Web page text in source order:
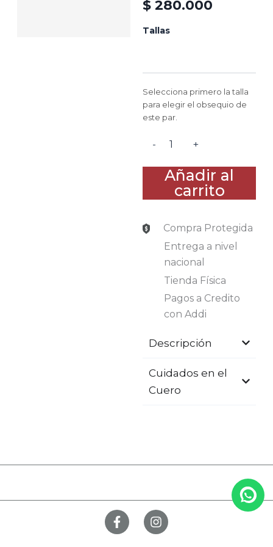
$ 280.000
Tallas
Selecciona primero la talla
para elegir el obsequio de
este par.
-
MARSELLA
-
+
Añadir al
carrito
Compra Protegida
Entrega a nivel
nacional
Tienda Física
Pagos a Credito
con Addi
Descripción
Cuidados en el
Cuero
F
a
I
n